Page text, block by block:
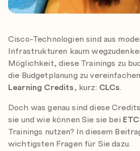
Cisco-Technologien sind aus
Infrastrukturen kaum
Möglichkeit, diese Trainings zu
die Budgetplanung zu
Learning Credits, kurz: CLCs.
Doch was genau sind diese
sie und wie können Sie sie bei ETC
Trainings nutzen? In diesem
wichtigsten Fragen für Sie dazu.